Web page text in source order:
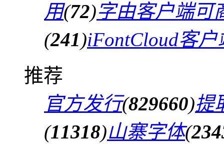
用(72)字由客户端可
(241)iFontCloud客
推荐
官方发行(829660)提
(11318)山寨字体(